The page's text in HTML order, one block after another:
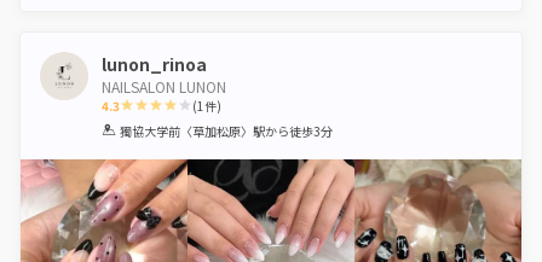
lunon_rinoa
NAILSALON LUNON
4.3
1 2 3 4 5
(1件)
獨協大学前〈草加松原〉駅から徒歩3分